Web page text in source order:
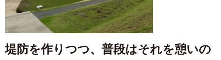
堤防を作りつつ、普段はそれを憩いの